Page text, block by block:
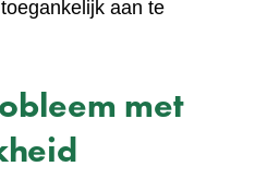
aan te
met